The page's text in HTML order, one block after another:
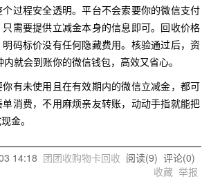
过程安全透明。平台不会索要你的微信支付
需要提供立减金本身的信息即可。回收价格
码标价没有任何隐藏费用。核验通过后，资
就会到账你的微信钱包，高效又省心。
有未使用且在有效期内的微信立减金，都可
消费，不用麻烦亲友转账，动动手指就能把
金。
14:18 团团收购物卡回收 阅读(9) 评论(0)
收藏 举报